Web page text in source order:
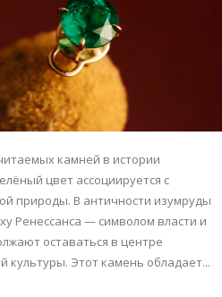
камней в истории
цвет ассоциируется с
природы. В античности изумруды
Ренессанса — символом власти и
оставаться в центре
Этот камень обладает...